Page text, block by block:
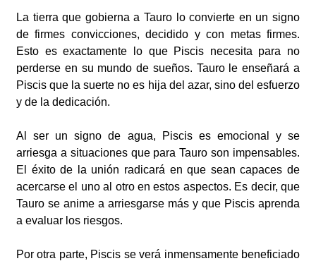
La tierra que gobierna a Tauro lo convierte en un signo
de firmes convicciones, decidido y con metas firmes.
Esto es exactamente lo que Piscis necesita para no
perderse en su mundo de sueños. Tauro le enseñará a
Piscis que la suerte no es hija del azar, sino del esfuerzo
y de la dedicación.
Al ser un signo de agua, Piscis es emocional y se
arriesga a situaciones que para Tauro son impensables.
El éxito de la unión radicará en que sean capaces de
acercarse el uno al otro en estos aspectos. Es decir, que
Tauro se anime a arriesgarse más y que Piscis aprenda
a evaluar los riesgos.
Por otra parte, Piscis se verá inmensamente beneficiado